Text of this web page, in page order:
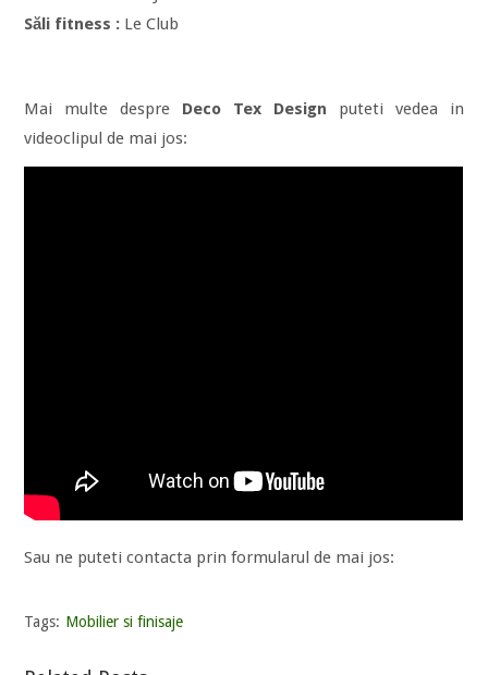
Săli fitness : Le Club
Mai multe despre Deco Tex Design puteti vedea in
videoclipul de mai jos:
Sau ne puteti contacta prin formularul de mai jos:
Tags: Mobilier si finisaje